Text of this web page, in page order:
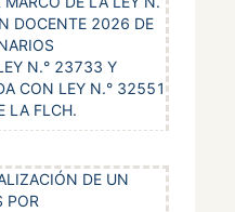
DOCENTE 2026 DE
N.° 23733 Y
CON LEY N.° 32551
LA FLCH.
DE UN
POR